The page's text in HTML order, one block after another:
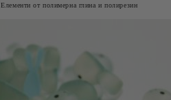
Елементи от полимерна глина и полирезин